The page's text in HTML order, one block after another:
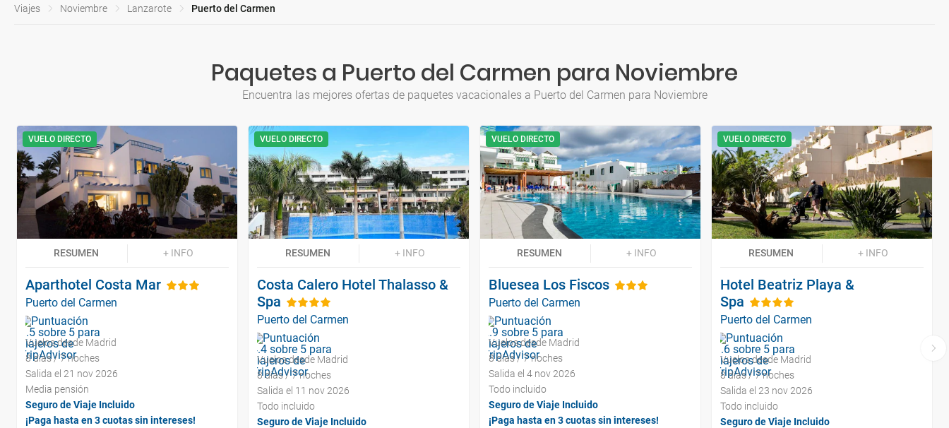
Viajes Noviembre Lanzarote Puerto del Carmen
Paquetes a Puerto del Carmen para Noviembre
Encuentra las mejores ofertas de paquetes vacacionales a Puerto del Carmen para Noviembre
VUELO DIRECTO
RESUMEN + INFO
Aparthotel Costa Mar
Puerto del Carmen
Vuelos desde Madrid
8 días / 7 noches
Salida el 21 nov 2026
Media pensión
Seguro de Viaje Incluido
¡Paga hasta en 3 cuotas sin intereses!
VUELO DIRECTO
RESUMEN + INFO
Costa Calero Hotel Thalasso &
Spa
Puerto del Carmen
Vuelos desde Madrid
8 días / 7 noches
Salida el 11 nov 2026
Todo incluido
Seguro de Viaje Incluido
VUELO DIRECTO
RESUMEN + INFO
Bluesea Los Fiscos
Puerto del Carmen
Vuelos desde Madrid
8 días / 7 noches
Salida el 4 nov 2026
Todo incluido
Seguro de Viaje Incluido
¡Paga hasta en 3 cuotas sin intereses!
VUELO DIRECTO
RESUMEN + INFO
Hotel Beatriz Playa &
Spa
Puerto del Carmen
Vuelos desde Madrid
8 días / 7 noches
Salida el 23 nov 2026
Todo incluido
Seguro de Viaje Incluido